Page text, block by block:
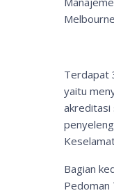
Terdapat
yaitu
akreditasi
Bagian
Pedoman